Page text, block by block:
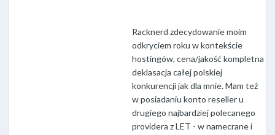
Racknerd zdecydowanie moim
odkryciem roku w kontekście
hostingów, cena/jakość kompletna
deklasacja całej polskiej
konkurencji jak dla mnie. Mam też
w posiadaniu konto reseller u
drugiego najbardziej polecanego
providera z LET - w namecrane i